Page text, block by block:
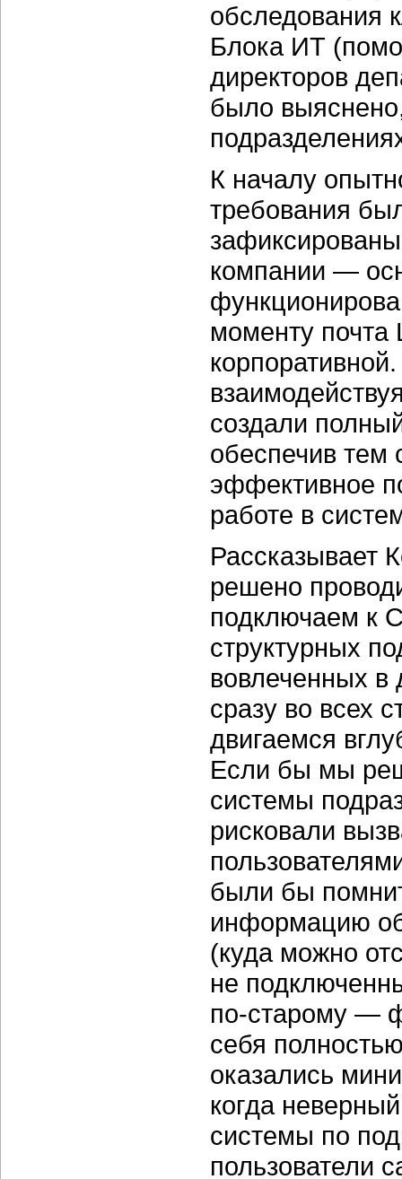
обследования
Блока ИТ
директоров
было
К началу
требования
компании —
моменту почта
создали
обеспечив
эффективное
работе в
Рассказывает
решено
подключаем к
структурных
вовлеченных в
сразу во всех
двигаемся
Если бы мы
системы
рисковали
были бы
информацию
(куда можно
не
по-старому —
себя
оказались
когда
системы по
пользователи